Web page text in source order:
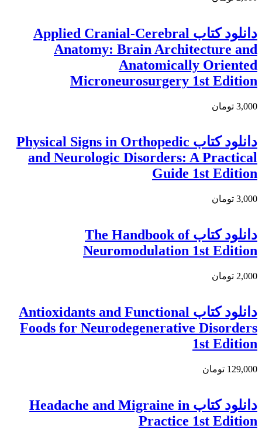
دانلود كتاب Applied Cranial-Cerebral
Anatomy: Brain Architecture and
Anatomically Oriented
Microneurosurgery 1st Edition
3,000 تومان
دانلود کتاب Physical Signs in Orthopedic
and Neurologic Disorders: A Practical
Guide 1st Edition
3,000 تومان
دانلود كتاب The Handbook of
Neuromodulation 1st Edition
2,000 تومان
دانلود کتاب Antioxidants and Functional
Foods for Neurodegenerative Disorders
1st Edition
129,000 تومان
دانلود کتاب Headache and Migraine in
Practice 1st Edition